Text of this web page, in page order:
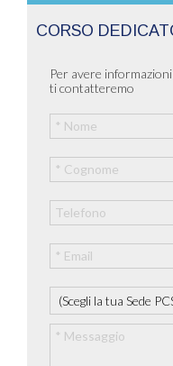
CORSO
Per avere
ti contatteremo